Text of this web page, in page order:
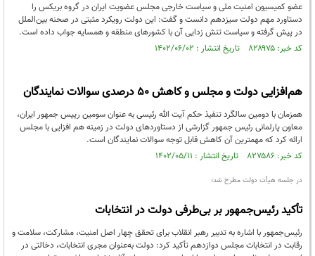
عضو کمیسیون امنیت ملی و سیاست خارجی مجلس عضویت ایران در گروه بریکس را
دستاورد مهم دولت سیزدهم دانست و گفت: این دولت رویکرد مثبتی در صحنه بین‌الملل
در پیش گرفته و سیاست تنش زدایی آن با کشورهای منطقه و همسایه جواب داده است.
کد خبر: ۸۲۸۹۷۵ تاریخ انتشار : ۱۴۰۲/۰۶/۰۲
هم‌افزایی دولت و مجلس و کاهش ۵۰ درصدی سوالات نمایندگان
همزمان با دومین سالگرد تنفیذ حکم آیت الله رئیسی به عنوان سومین رییس جمهور ایران،
معاون پارلمانی رئیس جمهور گزارشی از دستاوردهای دولت در زمینه هم افزایی با مجلس
ارائه کرد که مهمترین آن کاهش قابل توجه سوالات نمایندگان است.
کد خبر: ۸۲۷۵۸۶ تاریخ انتشار : ۱۴۰۲/۰۵/۱۱
در جلسه هیأت دولت مطرح شد؛
تأکید رئیس‌جمهور بر بی‌طرفی دولت در انتخابات
رئیس‌جمهور با اشاره به تدبیر رهبر انقلاب برای تحقق چهار اصل امنیت، مشارکت، سلامت و
رقابت در انتخابات مجلس دوازدهم تأکید کرد: دولت به‌عنوان مجری انتخابات، دخالتی در